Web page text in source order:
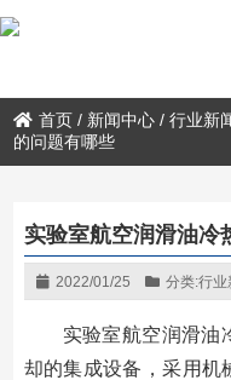
首页 / 新闻中心 /行业新
的问题有哪些
实验室航空润滑油冷
2022/01/25 分类:行业
实验室航空润滑油
却的集成设备，采用机